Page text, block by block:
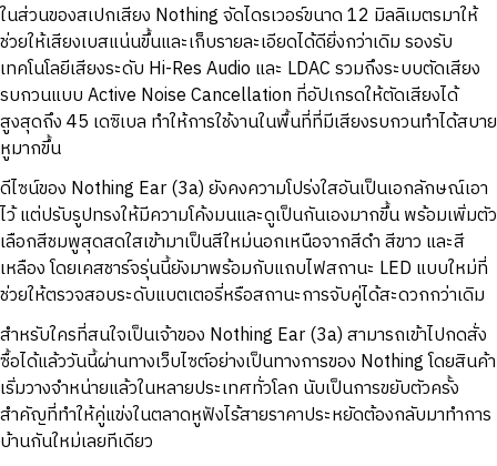
ในส่วนของสเปกเสียง Nothing จัดไดรเวอร์ขนาด 12 มิลลิเมตรมาให้
ช่วยให้เสียงเบสแน่นขึ้นและเก็บรายละเอียดได้ดียิ่งกว่าเดิม รองรับ
เทคโนโลยีเสียงระดับ Hi-Res Audio และ LDAC รวมถึงระบบตัดเสียง
รบกวนแบบ Active Noise Cancellation ที่อัปเกรดให้ตัดเสียงได้
สูงสุดถึง 45 เดซิเบล ทำให้การใช้งานในพื้นที่ที่มีเสียงรบกวนทำได้สบาย
หูมากขึ้น
ดีไซน์ของ Nothing Ear (3a) ยังคงความโปร่งใสอันเป็นเอกลักษณ์เอา
ไว้ แต่ปรับรูปทรงให้มีความโค้งมนและดูเป็นกันเองมากขึ้น พร้อมเพิ่มตัว
เลือกสีชมพูสุดสดใสเข้ามาเป็นสีใหม่นอกเหนือจากสีดำ สีขาว และสี
เหลือง โดยเคสชาร์จรุ่นนี้ยังมาพร้อมกับแถบไฟสถานะ LED แบบใหม่ที่
ช่วยให้ตรวจสอบระดับแบตเตอรี่หรือสถานะการจับคู่ได้สะดวกกว่าเดิม
สำหรับใครที่สนใจเป็นเจ้าของ Nothing Ear (3a) สามารถเข้าไปกดสั่ง
ซื้อได้แล้ววันนี้ผ่านทางเว็บไซต์อย่างเป็นทางการของ Nothing โดยสินค้า
เริ่มวางจำหน่ายแล้วในหลายประเทศทั่วโลก นับเป็นการขยับตัวครั้ง
สำคัญที่ทำให้คู่แข่งในตลาดหูฟังไร้สายราคาประหยัดต้องกลับมาทำการ
บ้านกันใหม่เลยทีเดียว